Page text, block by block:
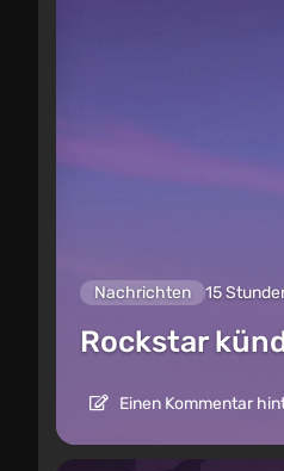
Nachrichten 15
Rockstar
Einen Kommentar